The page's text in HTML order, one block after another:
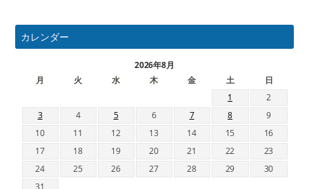
カレンダー
2026年8月
月
火 水 木 金 土
日
1
2
3
4 5 6 7 8
9
10
11 12 13 14 15
16
17
18 19 20 21 22
23
24
25 26 27 28 29
30
31